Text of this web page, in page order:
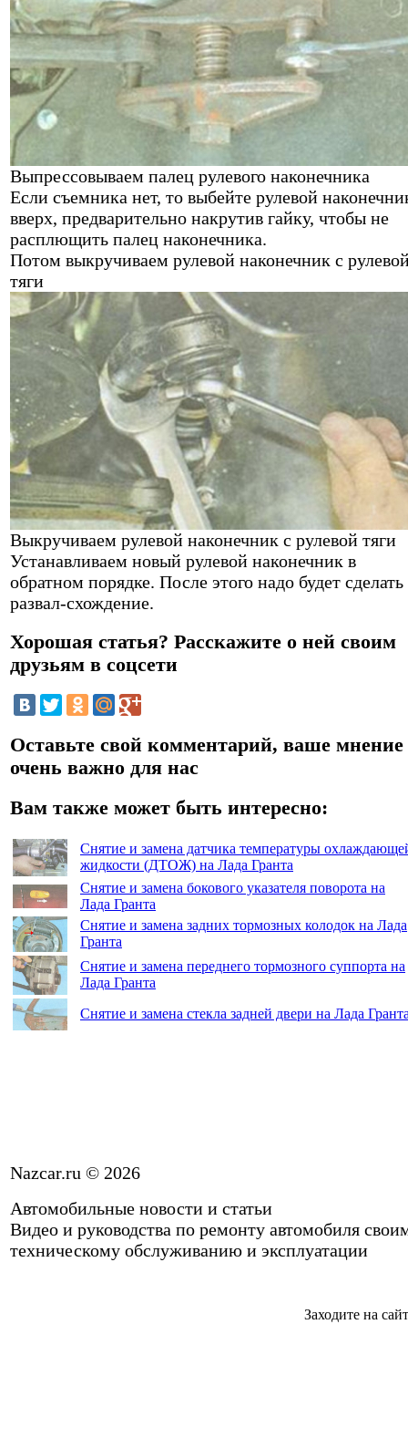
Выпрессовываем палец рулевого наконечника
Если съемника нет, то выбейте рулевой
вверх, предварительно накрутив гайку, чтобы не
расплющить палец наконечника.
Потом выкручиваем рулевой наконечник с
тяги
Выкручиваем рулевой наконечник с рулевой тяги
Устанавливаем новый рулевой наконечник в
обратном порядке. После этого надо будет сделать
развал-схождение.
Хорошая статья? Расскажите о ней своим
друзьям в соцсети
Оставьте свой комментарий, ваше мнение
очень важно для нас
Вам также может быть интересно:
Снятие и замена датчика температуры
жидкости (ДТОЖ) на Лада Гранта
Снятие и замена бокового указателя поворота на
Лада Гранта
Снятие и замена задних тормозных колодок на Лада
Гранта
Снятие и замена переднего тормозного суппорта на
Лада Гранта
Снятие и замена стекла задней двери на Лада
Nazcar.ru © 2026
Автомобильные новости и статьи
Видео и руководства по ремонту автомобиля
техническому обслуживанию и эксплуатации
Заходите на